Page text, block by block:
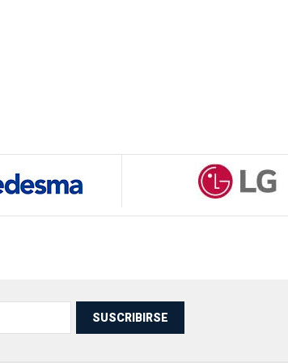
SUSCRIBIRSE